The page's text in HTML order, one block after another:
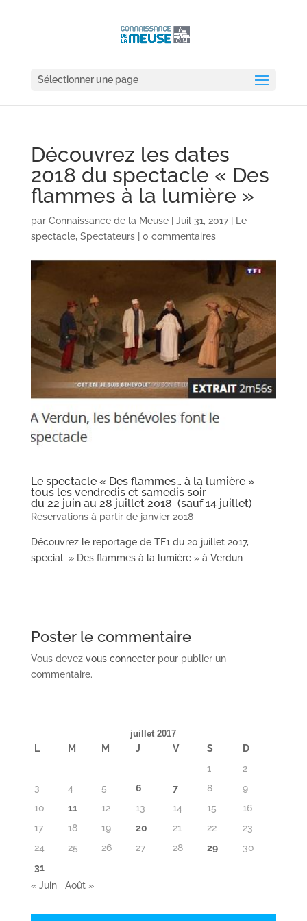
Sélectionner une page
Découvrez les dates
2018 du spectacle « Des
flammes à la lumière »
par Connaissance de la Meuse| Juil 31, 2017|
Le
spectacle, Spectateurs| 0 commentaires
Le spectacle « Des flammes… à la lumière »
tous les vendredis et samedis soir
du 22 juin au 28 juillet 2018 (sauf 14 juillet)
Réservations à partir de janvier 2018
Découvrez le reportage de TF1 du 20 juillet 2017,
spécial » Des flammes à la lumière » à Verdun
Poster le commentaire
Vous devez vous connecterpour publier un
commentaire.
juillet 2017
L M M J V S
D
1
2
3
4 5 6 7 8
9
10
11 12 13 14 15
16
17
18 19 20 21 22
23
24
25 26 27 28 29
30
31
« Juin
Août »